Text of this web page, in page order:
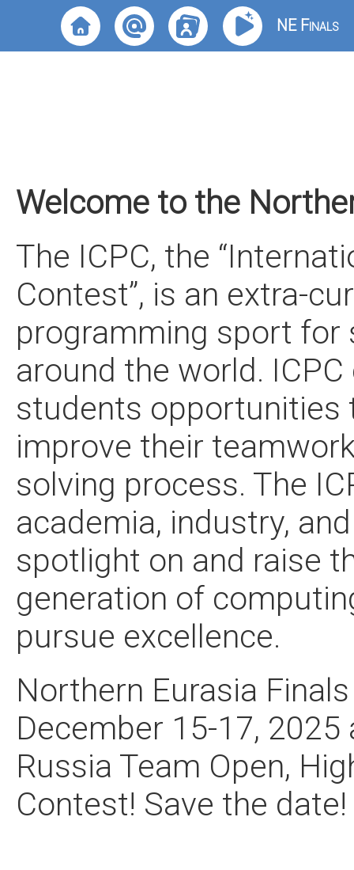
NE Finals
Welcome to the
The ICPC, the
Contest”, is an extra-
programming sport
around the world.
students opportunities
improve their
solving process. The
academia, industry,
spotlight on and raise
generation of
pursue excellence.
Northern Eurasia
December 15-17,
Russia Team Open,
Contest! Save the date!